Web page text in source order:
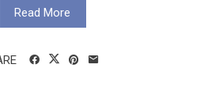
Read More